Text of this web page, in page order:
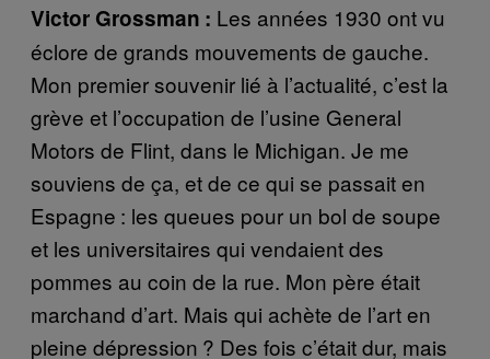
Victor Grossman : Les années 1930 ont vu
éclore de grands mouvements de gauche.
Mon premier souvenir lié à l’actualité, c’est la
grève et l’occupation de l’usine General
Motors de Flint, dans le Michigan. Je me
souviens de ça, et de ce qui se passait en
Espagne : les queues pour un bol de soupe
et les universitaires qui vendaient des
pommes au coin de la rue. Mon père était
marchand d’art. Mais qui achète de l’art en
pleine dépression ? Des fois c’était dur, mais